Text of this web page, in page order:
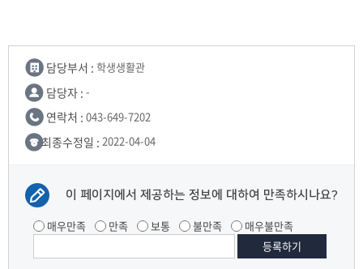
담당부서 : 학생생활관
담당자 : -
연락처 : 043-649-7202
최종수정일 : 2022-04-04
이 페이지에서 제공하는 정보에 대하여 만족하시나요?
매우만족 만족 보통 불만족 매우불만족